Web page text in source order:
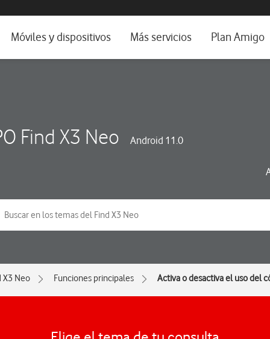
e idioma
Móviles y dispositivos Más servicios Plan Amigo
Find X3 Neo Android 11.0
X3 Neo Funciones principales Activa o desactiva el uso del